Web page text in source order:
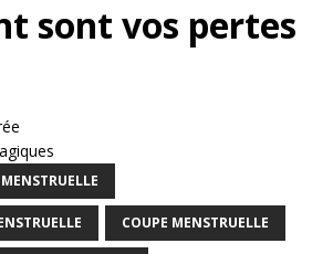
sont vos pertes
COUPE MENSTRUELLE